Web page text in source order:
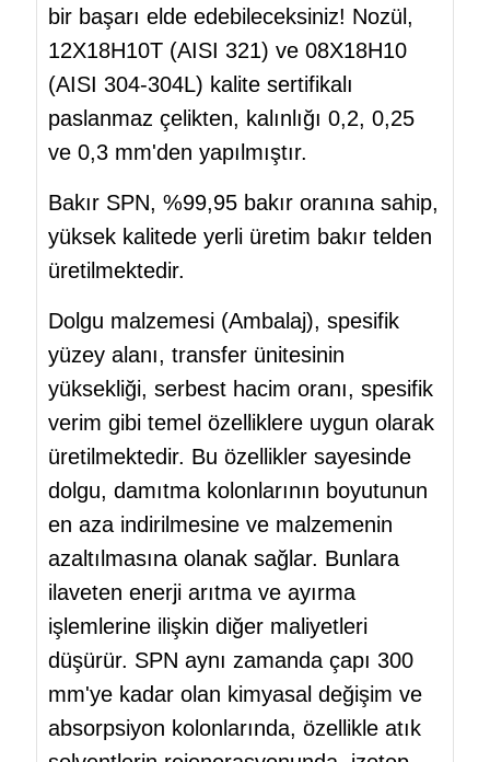
bir başarı elde edebileceksiniz! Nozül,
12Х18Н10Т (AISI 321) ve 08Х18Н10
(AISI 304-304L) kalite sertifikalı
paslanmaz çelikten, kalınlığı 0,2, 0,25
ve 0,3 mm'den yapılmıştır.
Bakır SPN, %99,95 bakır oranına sahip,
yüksek kalitede yerli üretim bakır telden
üretilmektedir.
Dolgu malzemesi (Ambalaj), spesifik
yüzey alanı, transfer ünitesinin
yüksekliği, serbest hacim oranı, spesifik
verim gibi temel özelliklere uygun olarak
üretilmektedir. Bu özellikler sayesinde
dolgu, damıtma kolonlarının boyutunun
en aza indirilmesine ve malzemenin
azaltılmasına olanak sağlar. Bunlara
ilaveten enerji arıtma ve ayırma
işlemlerine ilişkin diğer maliyetleri
düşürür. SPN aynı zamanda çapı 300
mm'ye kadar olan kimyasal değişim ve
absorpsiyon kolonlarında, özellikle atık